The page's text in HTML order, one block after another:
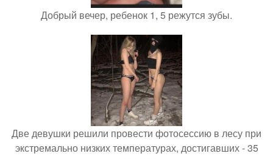
Добрый вечер, ребенок 1, 5 режутся зубы.
Две девушки решили провести фотосессию в лесу при
экстремально низких температурах, достигавших - 35